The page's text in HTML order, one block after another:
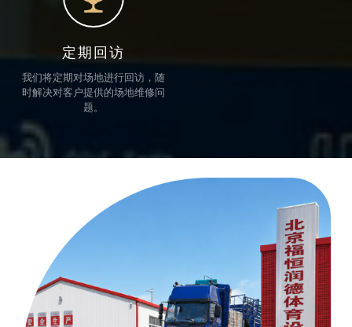
定期回访
我们将定期对场地进行回访，随
时解决对客户提供的场地维修问
题。